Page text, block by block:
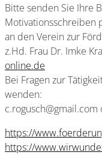
Bitte senden Sie Ihre
Motivationsschreiben
an den Verein zur
z.Hd. Frau Dr. Imke
online.de
Bei Fragen zur
wenden:
https://
https://